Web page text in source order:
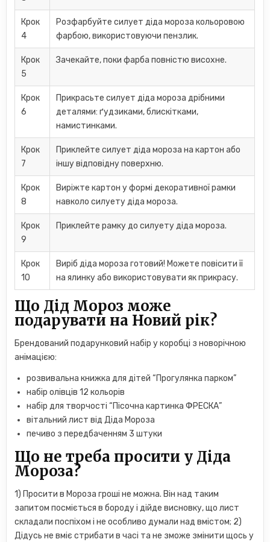
Крок
4
Розфарбуйте силует діда мороза кольоровою
фарбою, використовуючи пензлик.
Крок
5
Зачекайте, поки фарба повністю висохне.
Крок
6
Прикрасьте силует діда мороза дрібними
деталями: ґудзиками, блискітками,
намистинками.
Крок
7
Приклейте силует діда мороза на картон або
іншу відповідну поверхню.
Крок
8
Виріжте картон у формі декоративної рамки
навколо силуету діда мороза.
Крок
9
Приклейте рамку до силуету діда мороза.
Крок
10
Виріб діда мороза готовий! Можете повісити її
на ялинку або використовувати як прикрасу.
Що Дід Мороз може
подарувати на Новий рік?
Брендований подарунковий набір у коробці з новорічною
анімацією:
розвивальна книжка для дітей “Прогулянка парком”
набір олівців 12 кольорів
набір для творчості “Пісочна картинка ФРЕСКА”
вітальний лист від Діда Мороза
печиво з передбаченням 3 штуки
Що не треба просити у Діда
Мороза?
1) Просити в Мороза гроші не можна. Він над таким
запитом посміється в бороду і дійде висновку, що лист
складали поспіхом і не особливо думали над вмістом; 2)
Дідусь не вміє стрибати в часі та не зможе змінити щось у